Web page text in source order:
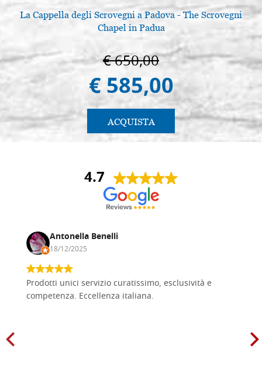
La Cappella degli Scrovegni a Padova - The Scrovegni
Chapel in Padua
€ 650,00
€ 585,00
ACQUISTA
4.7
Antonella Benelli
18/12/2025
Prodotti unici servizio curatissimo, esclusività e
competenza. Eccellenza italiana.